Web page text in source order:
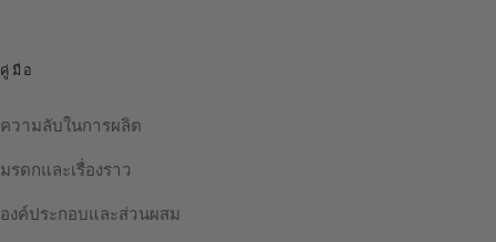
คู่มือ
ความลับในการผลิต
มรดกและเรื่องราว
องค์ประกอบและส่วนผสม